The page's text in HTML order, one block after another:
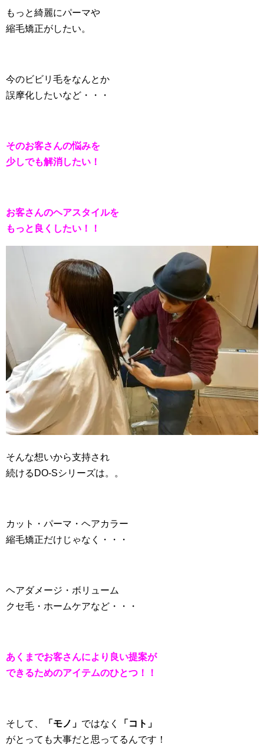
もっと綺麗にパーマや
縮毛矯正がしたい。
今のビビリ毛をなんとか
誤摩化したいなど・・・
そのお客さんの悩みを
少しでも解消したい！
お客さんのヘアスタイルを
もっと良くしたい！！
そんな想いから支持され
続けるDO-Sシリーズは。。
カット・パーマ・ヘアカラー
縮毛矯正だけじゃなく・・・
ヘアダメージ・ボリューム
クセ毛・ホームケアなど・・・
あくまでお客さんにより良い提案が
できるためのアイテムのひとつ！！
そして、 「モノ」 ではなく
「コト」
がとっても大事だと思ってるんです！